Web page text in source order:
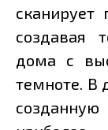
сканирует
создавая
дома с
темноте. В